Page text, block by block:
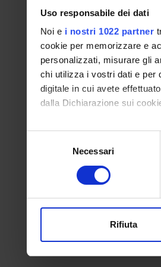
Uso responsabile dei dati
Noi e i nostri 1022 partner
cookie per memorizzare e
personalizzati, misurare gli
chi utilizza i vostri dati e per
digitale in cui avete
dalla Dichiarazione sui
Con il tuo consenso,
raccogliere
digitali).
modificare o ritirare il tuo
di analisi dei dati web,
Necessari
Rifiuta
nuovi
Analisi
(4, e